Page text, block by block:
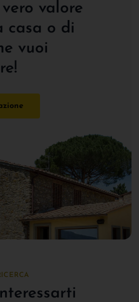
valore
casa o di
vuoi